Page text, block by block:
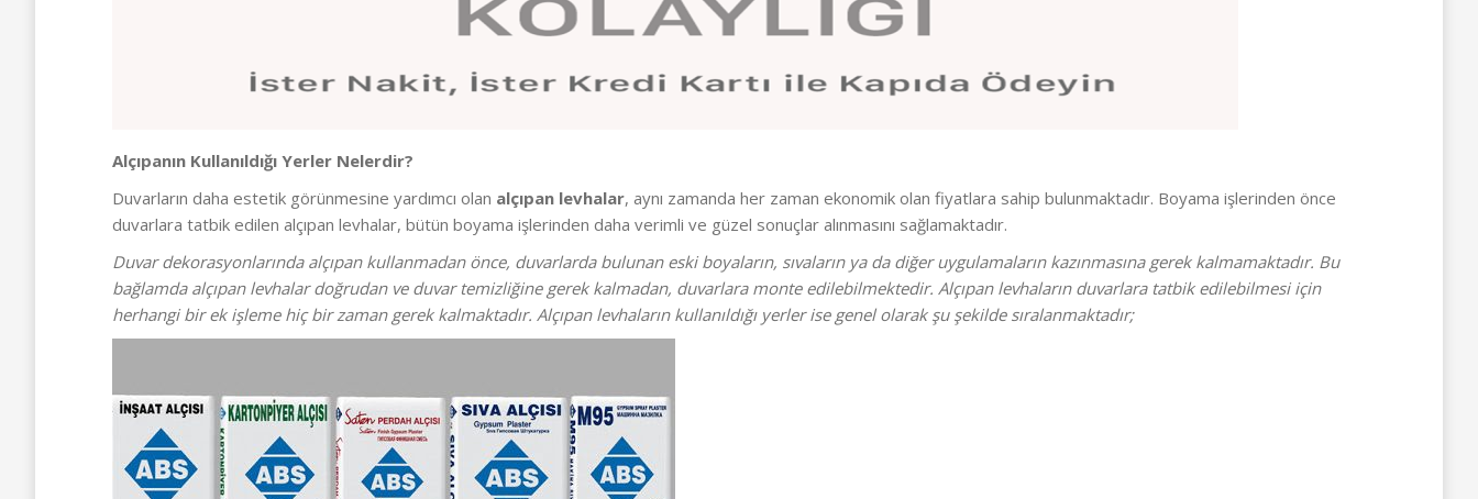
Alçıpanın Kullanıldığı Yerler Nelerdir?
Duvarların daha estetik görünmesine yardımcı olan alçıpan levhalar, aynı zamanda her zaman ekonomik olan fiyatlara sahip bulunmaktadır. Boyama işlerinden önce
duvarlara tatbik edilen alçıpan levhalar, bütün boyama işlerinden daha verimli ve güzel sonuçlar alınmasını sağlamaktadır.
Duvar dekorasyonlarında alçıpan kullanmadan önce, duvarlarda bulunan eski boyaların, sıvaların ya da diğer uygulamaların kazınmasına gerek kalmamaktadır. Bu
bağlamda alçıpan levhalar doğrudan ve duvar temizliğine gerek kalmadan, duvarlara monte edilebilmektedir. Alçıpan levhaların duvarlara tatbik edilebilmesi için
herhangi bir ek işleme hiç bir zaman gerek kalmaktadır. Alçıpan levhaların kullanıldığı yerler ise genel olarak şu şekilde sıralanmaktadır;